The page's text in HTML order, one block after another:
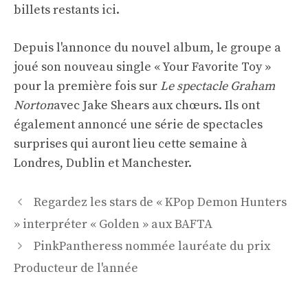
billets restants ici.
Depuis l'annonce du nouvel album, le groupe a
joué son nouveau single « Your Favorite Toy »
pour la première fois sur Le spectacle Graham
Nortonavec Jake Shears aux chœurs. Ils ont
également annoncé une série de spectacles
surprises qui auront lieu cette semaine à
Londres, Dublin et Manchester.
Navigation
des
articles
Regardez les stars de « KPop Demon Hunters
» interpréter « Golden » aux BAFTA
PinkPantheress nommée lauréate du prix
Producteur de l'année